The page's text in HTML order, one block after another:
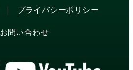
| プライバシーポリシー
お問い合わせ